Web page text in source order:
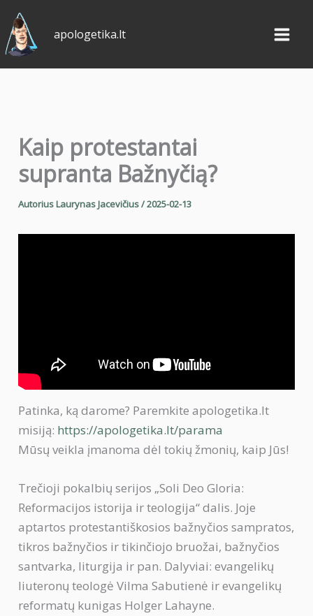
Pereiti
prie
turinio
apologetika.lt
Kaip protestantai
supranta Bažnyčią?
AutoriusLaurynas Jacevičius/2025-02-13
Patinka, ką darome? Paremkite apologetika.lt
misiją: https://apologetika.lt/parama
Mūsų veikla įmanoma dėl tokių žmonių, kaip Jūs!
Trečioji pokalbių serijos „Soli Deo Gloria:
Reformacijos istorija ir teologija“ dalis. Joje
aptartos protestantiškosios bažnyčios sampratos,
tikros bažnyčios ir tikinčiojo bruožai, bažnyčios
santvarka, liturgija ir pan. Dalyviai: evangelikų
liuteronų teologė Vilma Sabutienė ir evangelikų
reformatų kunigas Holger Lahayne.